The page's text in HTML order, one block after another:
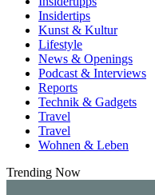
Insidertips
Kunst & Kultur
Lifestyle
News & Openings
Podcast & Interviews
Reports
Technik & Gadgets
Travel
Travel
Wohnen & Leben
Trending Now